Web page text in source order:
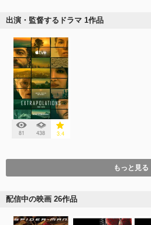
出演・監督するドラマ 1作品
81 438 3.4
もっと見る
配信中の映画 26作品